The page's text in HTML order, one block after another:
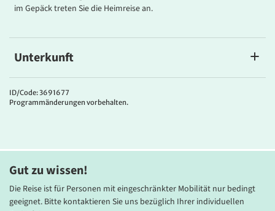
im Gepäck treten Sie die Heimreise an.
Unterkunft
Ihr Hotel
Das3* Superior-Hotel Annabella
Uferpromenade des Plattensees in Balatonfüred und bietet einen
ID/Code: 3691677
Programmänderungen vorbehalten.
Gut zu wissen!
Die Reise ist für Personen mit eingeschränkter Mobilität nur bedingt
geeignet. Bitte kontaktieren Sie uns bezüglich Ihrer individuellen